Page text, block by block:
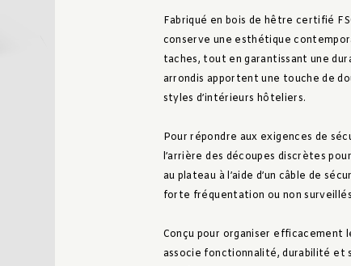
Fabriqué en bois de hêtre certifié
conserve une esthétique
taches, tout en garantissant une
arrondis apportent une touche de
styles d’intérieurs hôteliers.
Pour répondre aux exigences de
l’arrière des découpes discrètes
au plateau à l’aide d’un câble de
forte fréquentation ou non
Conçu pour organiser efficacement
associe fonctionnalité, durabilité et